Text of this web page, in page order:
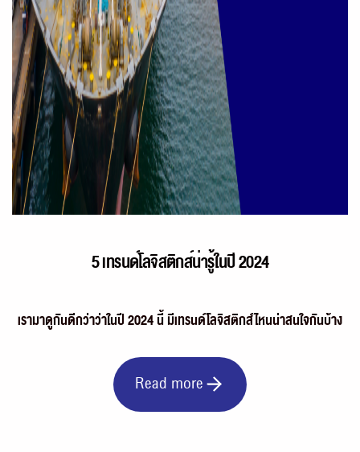
5 เทรนด์โลจิสติกส์น่ารู้ในปี 2024
เรามาดูกันดีกว่าว่าในปี 2024 นี้ มีเทรนด์โลจิสติกส์ไหนน่าสนใจกันบ้าง
Read more